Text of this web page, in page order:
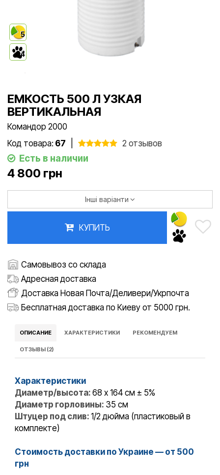
5
4
ЕМКОСТЬ 500 Л УЗКАЯ
ВЕРТИКАЛЬНАЯ
Командор 2000
Код товара: 67 2 отзывов
Есть в наличии
4 800 грн
Інші варіанти
КУПИТЬ
Самовывоз со склада
Адресная доставка
Доставка Новая Почта/Деливери/Укрпочта
Бесплатная доставка по Киеву от 5000 грн.
ОПИСАНИЕ ХАРАКТЕРИСТИКИ РЕКОМЕНДУЕМ
ОТЗЫВЫ (2)
Характеристики
Диаметр/высота: 68 x 164 см ± 5%
Диаметр горловины: 35 см
Штуцер под слив: 1/2 дюйма (пластиковый в
комплекте)
Стоимость доставки по Украине — от 500
грн